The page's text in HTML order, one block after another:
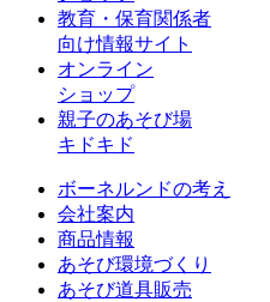
教育・保育関係者
向け情報サイト
オンライン
ショップ
親子のあそび場
キドキド
ボーネルンドの考え
会社案内
商品情報
あそび環境づくり
あそび道具販売